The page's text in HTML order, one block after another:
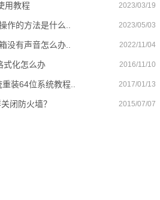
用教程 2023/03/19
作的方法是什么.. 2023/05/03
没有声音怎么办.. 2022/11/04
式化怎么办 2016/11/10
装64位系统教程.. 2017/01/13
闭防火墙？ 2015/07/07